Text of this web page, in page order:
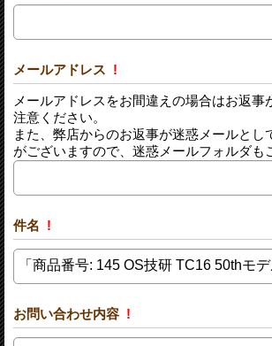
メールアドレス !
メールアドレスをお間違えの場合はお返事
注意ください。
また、弊店からのお返事が迷惑メールとし
がございますので、迷惑メールフォルダも
件名 !
お問い合わせ内容 !